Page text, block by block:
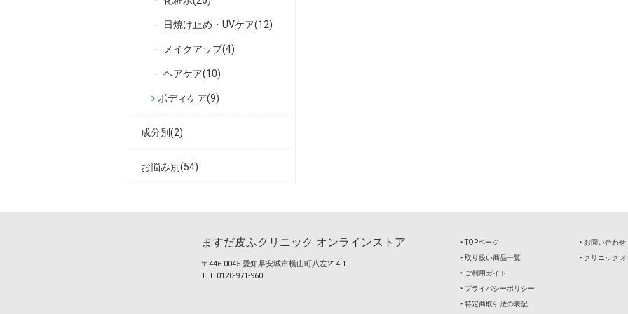
日焼け止め・UVケア(12)
メイクアップ(4)
ヘアケア(10)
ボディケア(9)
成分別(2)
お悩み別(54)
ますだ皮ふクリニック オンラインストア
〒446-0045 愛知県安城市横山町八左214-1
TEL.0120-971-960
‣ TOPページ
‣ 取り扱い商品一覧
‣ ご利用ガイド
‣ プライバシーポリシー
‣ 特定商取引法の表記
‣ お問い合わせ
‣ クリニック